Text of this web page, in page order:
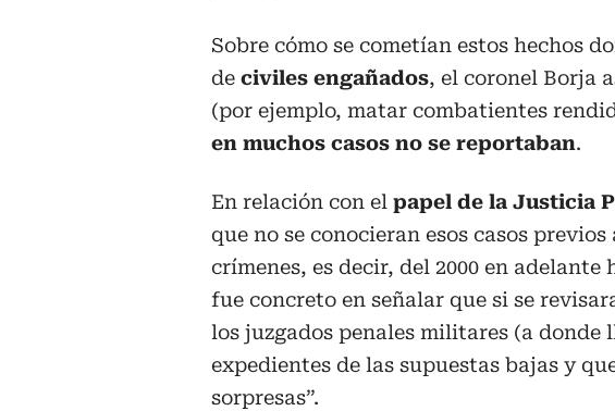
Sobre cómo se cometían estos hechos
de civiles engañados, el coronel Borja
(por ejemplo, matar combatientes
en muchos casos no se reportaban.
En relación con el papel de la Justicia
que no se conocieran esos casos
crímenes, es decir, del 2000 en adelante
fue concreto en señalar que si se
los juzgados penales militares (a
expedientes de las supuestas bajas y
sorpresas”.